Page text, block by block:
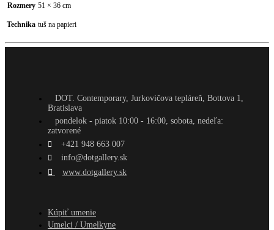
Rozmery 51 × 36 cm
Technika tuš na papieri
DOT. Contemporary, Jurkovičova tepláreň, Bottova 1,
Bratislava
pondelok - piatok 10:00 - 16:00, sobota, nedeľa:
zatvorené
+421 948 663 007
info@dotgallery.sk
www.dotgallery.sk
Kúpiť umenie
Umelci / Umelkyne